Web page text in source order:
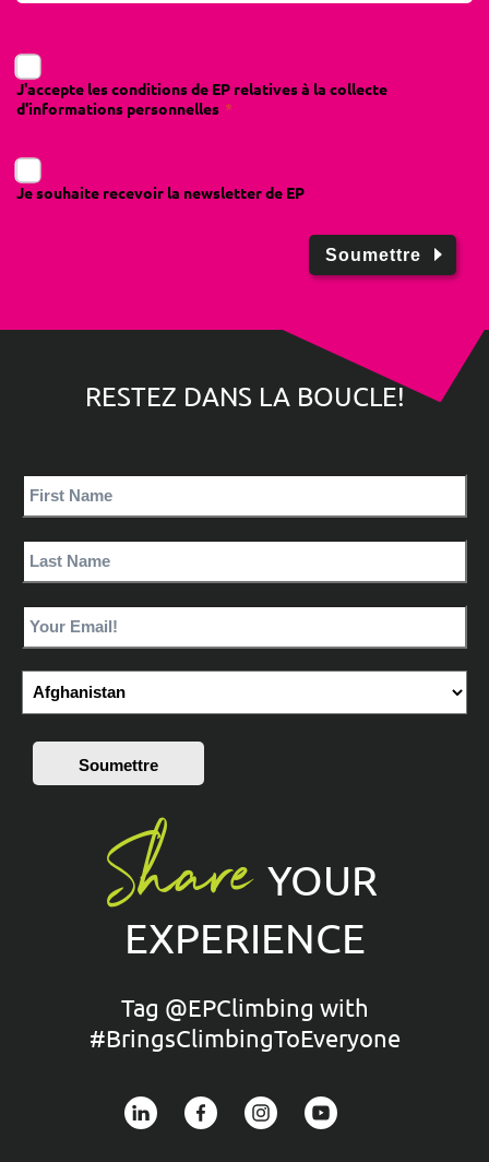
J'accepte les conditions de EP relatives à la collecte
d'informations personnelles
Je souhaite recevoir la newsletter de EP
Soumettre
RESTEZ DANS LA BOUCLE!
Soumettre
Share YOUR
EXPERIENCE
Tag @EPClimbing with
#BringsClimbingToEveryone